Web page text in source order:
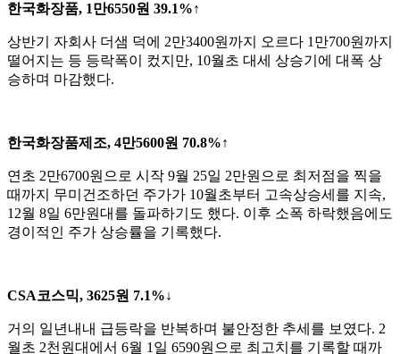
한국화장품, 1만6550원 39.1%↑
상반기 자회사 더샘 덕에 2만3400원까지 오르다 1만700원까지
떨어지는 등 등락폭이 컸지만, 10월초 대세 상승기에 대폭 상
승하며 마감했다.
한국화장품제조, 4만5600원 70.8%↑
연초 2만6700원으로 시작 9월 25일 2만원으로 최저점을 찍을
때까지 무미건조하던 주가가 10월초부터 고속상승세를 지속,
12월 8일 6만원대를 돌파하기도 했다. 이후 소폭 하락했음에도
경이적인 주가 상승률을 기록했다.
CSA코스믹, 3625원 7.1%↓
거의 일년내내 급등락을 반복하며 불안정한 추세를 보였다. 2
월초 2천원대에서 6월 1일 6590원으로 최고치를 기록할 때까